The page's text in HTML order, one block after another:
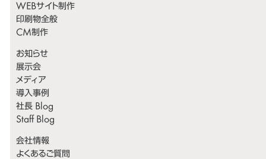
WEBサイト制作
印刷物全般
CM制作
お知らせ
展示会
メディア
導入事例
社長 Blog
Staff Blog
会社情報
よくあるご質問